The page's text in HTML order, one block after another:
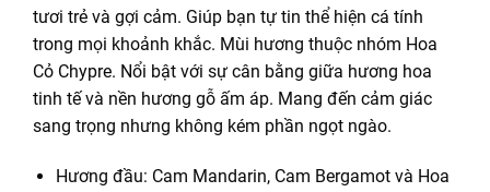
tươi trẻ và gợi cảm. Giúp bạn tự tin thể hiện cá tính
trong mọi khoảnh khắc. Mùi hương thuộc nhóm Hoa
Cỏ Chypre. Nổi bật với sự cân bằng giữa hương hoa
tinh tế và nền hương gỗ ấm áp. Mang đến cảm giác
sang trọng nhưng không kém phần ngọt ngào.
Hương đầu: Cam Mandarin, Cam Bergamot và Hoa